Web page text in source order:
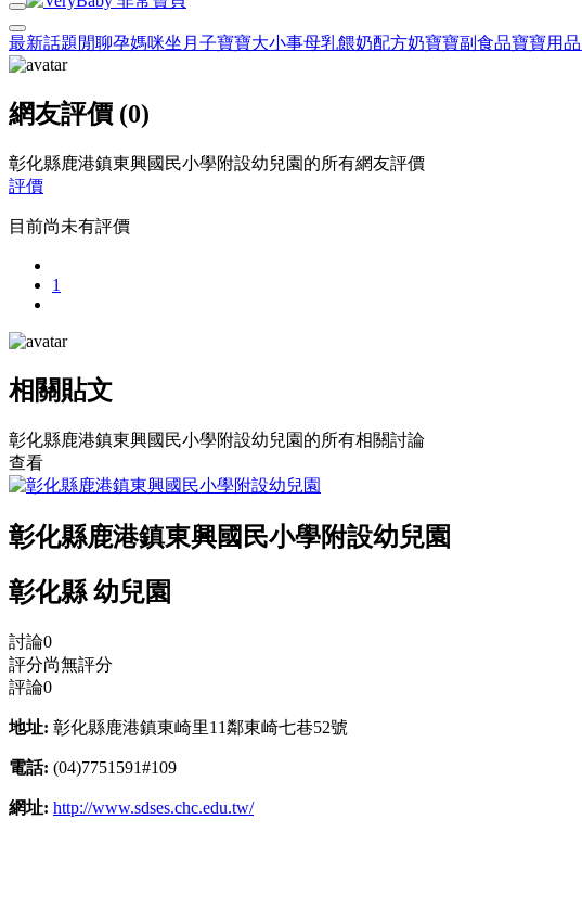
最新話題 閒聊孕媽咪坐月子寶寶大小事母乳餵奶配方奶寶寶副食品寶寶用品
網友評價 (0)
彰化縣鹿港鎮東興國民小學附設幼兒園的所有網友評價
評價
目前尚未有評價
1
相關貼文
彰化縣鹿港鎮東興國民小學附設幼兒園的所有相關討論
查看
彰化縣鹿港鎮東興國民小學附設幼兒園
彰化縣 幼兒園
討論0
評分尚無評分
評論0
地址: 彰化縣鹿港鎮東崎里11鄰東崎七巷52號
電話: (04)7751591#109
網址: http://www.sdses.chc.edu.tw/